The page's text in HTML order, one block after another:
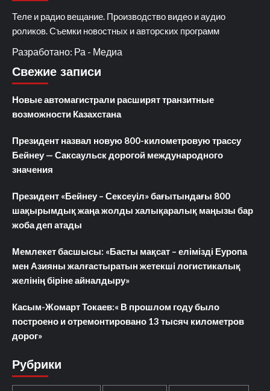
Теле и радио вещание. Производство видео и аудио
роликов. Съемки новостных и авторских программ
Разработано: Ра - Медиа
Свежие записи
Новые автомагистрали расширят транзитные
возможности Казахстана
Президент назвал новую 800-километровую трассу
Бейнеу — Саксаульск дорогой международного
значения
Президент «Бейнеу – Сексеуіл» бағытындағы 800
шақырымдық жаңа жолды халықаралық маңызы бар
жоба деп атады
Мемлекет басшысы: «Басты мақсат – елімізді Еуропа
мен Азияны жалғастыратын жетекші логистикалық
желінің біріне айналдыру»
Касым-Жомарт Токаев:« В прошлом году было
построено и отремонтировано 13 тысяч километров
дорог»
Рубрики